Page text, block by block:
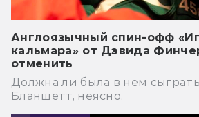
Англоязычный спин-офф
кальмара» от Дэвида
отменить
Должна ли была в нем
Бланшетт, неясно.